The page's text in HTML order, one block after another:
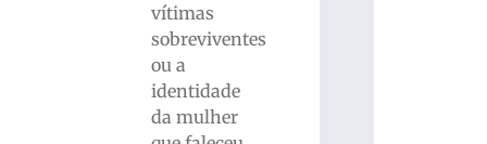
vítimas
sobreviventes
ou a
identidade
da mulher